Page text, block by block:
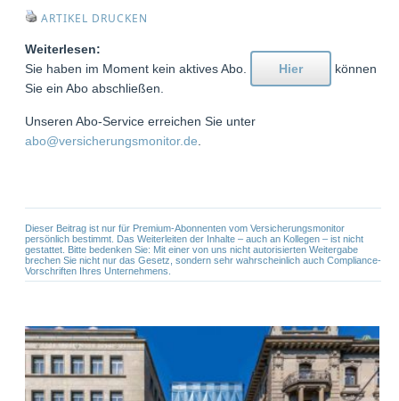
ARTIKEL DRUCKEN
Weiterlesen:
Sie haben im Moment kein aktives Abo.
Hier
können
Sie ein Abo abschließen.
Unseren Abo-Service erreichen Sie unter
abo@versicherungsmonitor.de
Dieser Beitrag ist nur für Premium-Abonnenten vom Versicherungsmonitor
persönlich bestimmt. Das Weiterleiten der Inhalte – auch an Kollegen – ist nicht
gestattet. Bitte bedenken Sie: Mit einer von uns nicht autorisierten Weitergabe
brechen Sie nicht nur das Gesetz, sondern sehr wahrscheinlich auch Compliance-
Vorschriften Ihres Unternehmens.